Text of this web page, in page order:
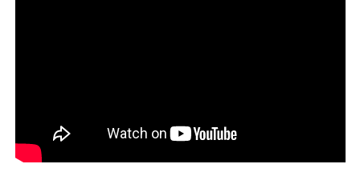
Explicó que
los detenidos fueron puestos a
disposición de las autoridades correspondientespara